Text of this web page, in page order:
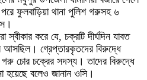
ফুলবাড়িয়া থানা পুলিশ গরুসহ ৬
স্বীকার করে যে, চক্রটি দীর্ঘদিন যাবত
আসছিল। গ্রেপ্তারকৃতদের বিরুদ্ধে
গরু চোর চক্রের সদস্য। তাদের বিরুদ্ধে
হয়েছে বলেও জানান ওসি।